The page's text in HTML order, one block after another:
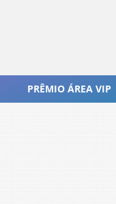
PRÊMIO ÁREA VIP